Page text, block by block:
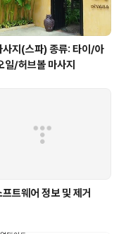
사지(스파) 종류: 타이/아
일/허브볼 마사지
프트웨어 정보 및 제거